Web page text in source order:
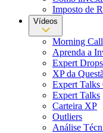
Imposto de
Vídeos
Morning Call
Aprenda a
Expert Drops
XP da
Expert Talks
Expert Talks
Carteira XP
Outliers
Análise